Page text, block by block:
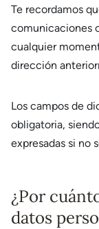
Te recordamos
comunicaciones
cualquier
dirección
Los campos de
obligatoria,
expresadas si no
¿Por
datos